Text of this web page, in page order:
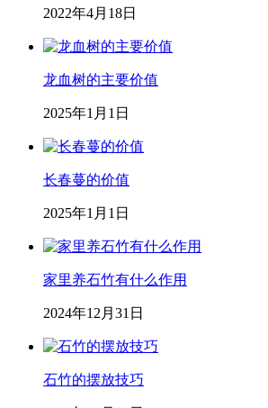
2022年4月18日
龙血树的主要价值
2025年1月1日
长春蔓的价值
2025年1月1日
家里养石竹有什么作用
2024年12月31日
石竹的摆放技巧